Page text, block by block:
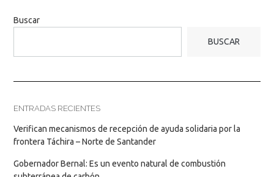
Buscar
BUSCAR
ENTRADAS RECIENTES
Verifican mecanismos de recepción de ayuda solidaria por la
frontera Táchira – Norte de Santander
Gobernador Bernal: Es un evento natural de combustión